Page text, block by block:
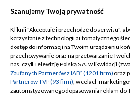
TVP
Abonament TVP
Emisja w TVP
Centrum informacji TVP
Regulamin
Polityka
Moje
Szanujemy Twoją prywatność
Kliknij "Akceptuję i przechodzę do serwisu",
korzystanie z technologii automatycznego
dostęp do informacji na Twoim urządzeniu
przechowywanie oraz na przetwarzanie
nas, czyli Telewizję Polską S.A. w likwidacji
Zaufanych Partnerów z IAB* (1201 firm) oraz
Partnerów TVP (93 firm), w celach
zautomatyzowanego dopasowania reklam do